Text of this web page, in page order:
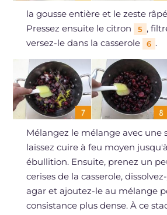
la gousse entière et le zeste
Pressez ensuite le citron
5 ,
versez-le dans la casserole
6 .
Mélangez le mélange avec une
laissez cuire à feu moyen
ébullition. Ensuite, prenez un
cerises de la casserole,
agar et ajoutez-le au mélange
consistance plus dense. À ce